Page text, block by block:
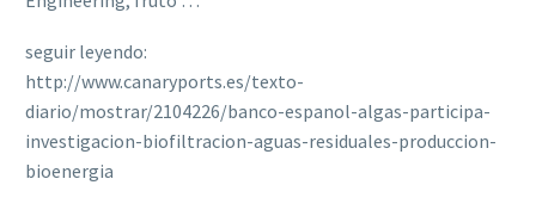
seguir leyendo:
http://www.canaryports.es/texto-
diario/mostrar/2104226/banco-espanol-algas-participa-
investigacion-biofiltracion-aguas-residuales-produccion-
bioenergia